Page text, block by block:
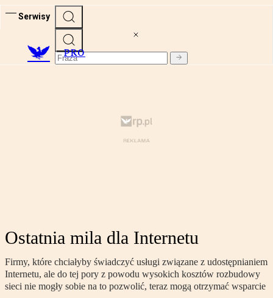
Serwisy
PRO
Ostatnia mila dla Internetu
Firmy, które chciałyby świadczyć usługi związane z udostępnianiem
Internetu, ale do tej pory z powodu wysokich kosztów rozbudowy
sieci nie mogły sobie na to pozwolić, teraz mogą otrzymać wsparcie